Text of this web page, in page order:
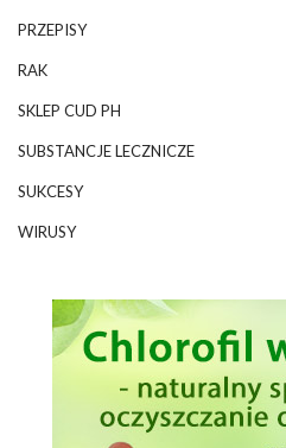
PRZEPISY
RAK
SKLEP CUD PH
SUBSTANCJE LECZNICZE
SUKCESY
WIRUSY